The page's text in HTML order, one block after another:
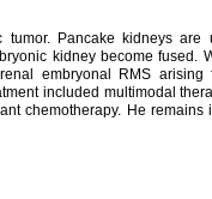
Pancake kidneys are
kidney become fused.
embryonal RMS arising
included multimodal
chemotherapy. He